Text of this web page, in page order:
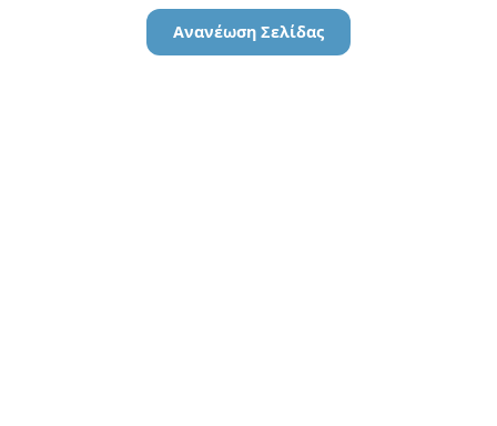
Ανανέωση Σελίδας